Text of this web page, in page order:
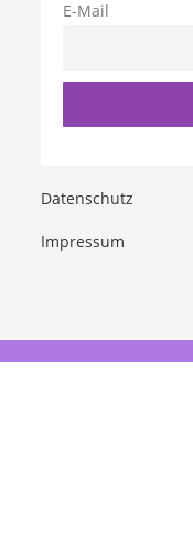
E-Mail
Datenschutz
Impressum